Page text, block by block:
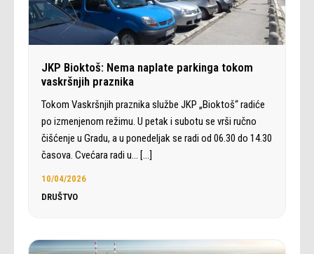
JKP Bioktoš: Nema naplate parkinga tokom
vaskršnjih praznika
Tokom Vaskršnjih praznika službe JKP „Bioktoš“ radiće
po izmenjenom režimu. U petak i subotu se vrši ručno
čišćenje u Gradu, a u ponedeljak se radi od 06.30 do 14.30
časova. Cvećara radi u… […]
10/04/2026
DRUŠTVO